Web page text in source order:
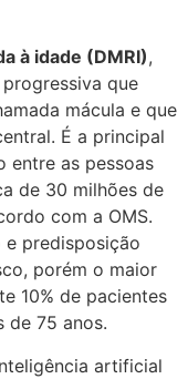
à idade (DMRI),
que
mácula e que
É a principal
entre as pessoas
de 30 milhões de
com a OMS.
e predisposição
porém o maior
10% de pacientes
de 75 anos.
artificial